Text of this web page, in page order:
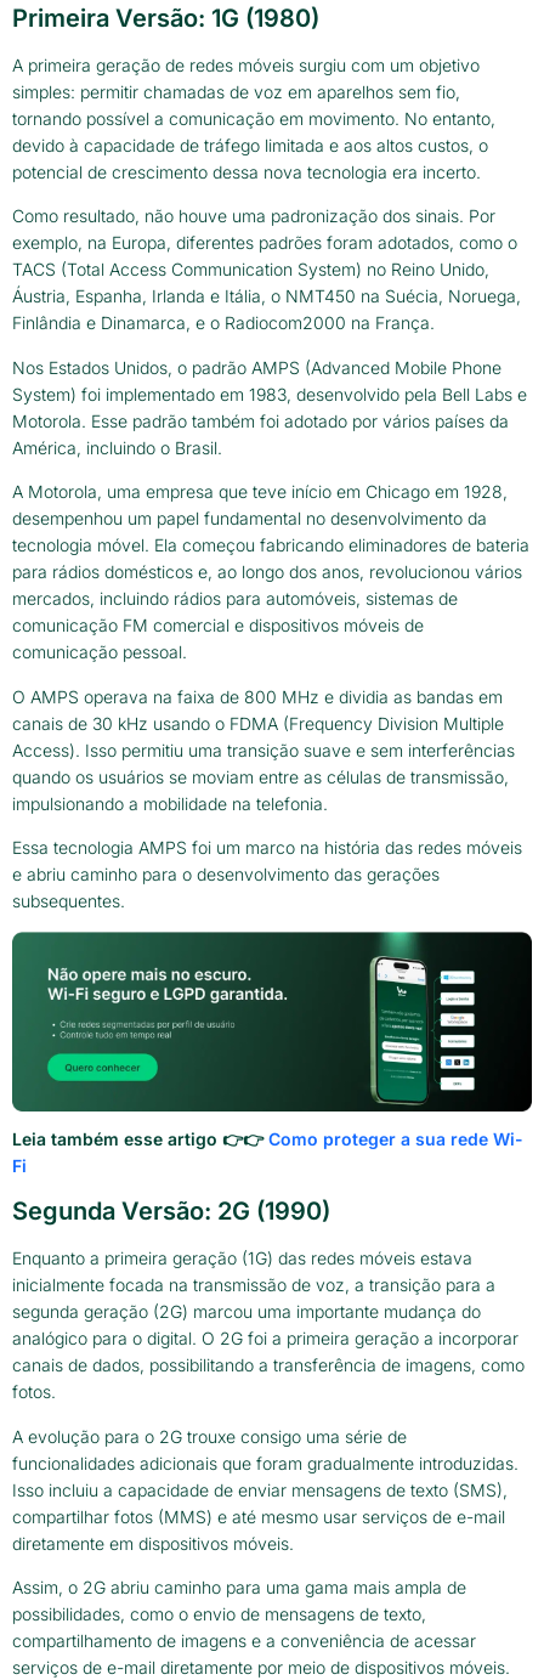
Primeira Versão: 1G (1980)
A primeira geração de redes móveis surgiu com um objetivo
simples: permitir chamadas de voz em aparelhos sem fio,
tornando possível a comunicação em movimento. No entanto,
devido à capacidade de tráfego limitada e aos altos custos, o
potencial de crescimento dessa nova tecnologia era incerto.
Como resultado, não houve uma padronização dos sinais. Por
exemplo, na Europa, diferentes padrões foram adotados, como o
TACS (Total Access Communication System) no Reino Unido,
Áustria, Espanha, Irlanda e Itália, o NMT450 na Suécia, Noruega,
Finlândia e Dinamarca, e o Radiocom2000 na França.
Nos Estados Unidos, o padrão AMPS (Advanced Mobile Phone
System) foi implementado em 1983, desenvolvido pela Bell Labs e
Motorola. Esse padrão também foi adotado por vários países da
América, incluindo o Brasil.
A Motorola, uma empresa que teve início em Chicago em 1928,
desempenhou um papel fundamental no desenvolvimento da
tecnologia móvel. Ela começou fabricando eliminadores de bateria
para rádios domésticos e, ao longo dos anos, revolucionou vários
mercados, incluindo rádios para automóveis, sistemas de
comunicação FM comercial e dispositivos móveis de
comunicação pessoal.
O AMPS operava na faixa de 800 MHz e dividia as bandas em
canais de 30 kHz usando o FDMA (Frequency Division Multiple
Access). Isso permitiu uma transição suave e sem interferências
quando os usuários se moviam entre as células de transmissão,
impulsionando a mobilidade na telefonia.
Essa tecnologia AMPS foi um marco na história das redes móveis
e abriu caminho para o desenvolvimento das gerações
subsequentes.
Leia também esse artigo 👉👉Como proteger a sua rede Wi-
Fi
Segunda Versão: 2G (1990)
Enquanto a primeira geração (1G) das redes móveis estava
inicialmente focada na transmissão de voz, a transição para a
segunda geração (2G) marcou uma importante mudança do
analógico para o digital. O 2G foi a primeira geração a incorporar
canais de dados, possibilitando a transferência de imagens, como
fotos.
A evolução para o 2G trouxe consigo uma série de
funcionalidades adicionais que foram gradualmente introduzidas.
Isso incluiu a capacidade de enviar mensagens de texto (SMS),
compartilhar fotos (MMS) e até mesmo usar serviços de e-mail
diretamente em dispositivos móveis.
Assim, o 2G abriu caminho para uma gama mais ampla de
possibilidades, como o envio de mensagens de texto,
compartilhamento de imagens e a conveniência de acessar
serviços de e-mail diretamente por meio de dispositivos móveis.